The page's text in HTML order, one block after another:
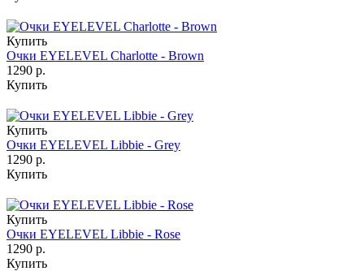
Купить
Очки EYELEVEL Charlotte - Brown
1290 р.
Купить
Купить
Очки EYELEVEL Libbie - Grey
1290 р.
Купить
Купить
Очки EYELEVEL Libbie - Rose
1290 р.
Купить